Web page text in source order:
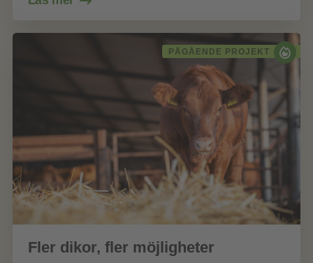
PÅGÅENDE PROJEKT
Fler dikor, fler möjligheter